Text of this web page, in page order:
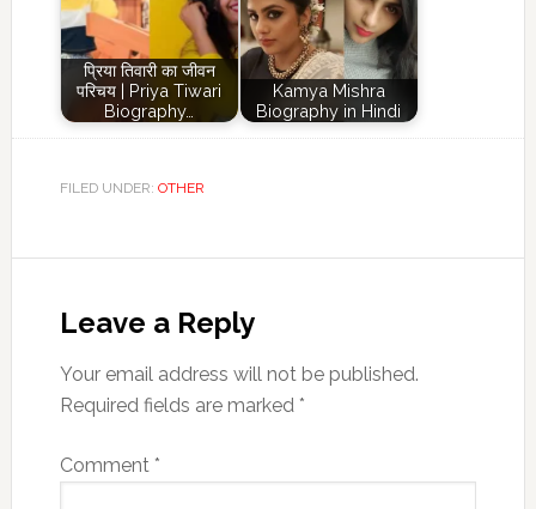
प्रिया तिवारी का जीवन
परिचय | Priya Tiwari
Biography…
Kamya Mishra
Biography in Hindi
FILED UNDER: OTHER
Interactions
Leave a Reply
Your email address will not be published.
Required fields are marked *
Comment *